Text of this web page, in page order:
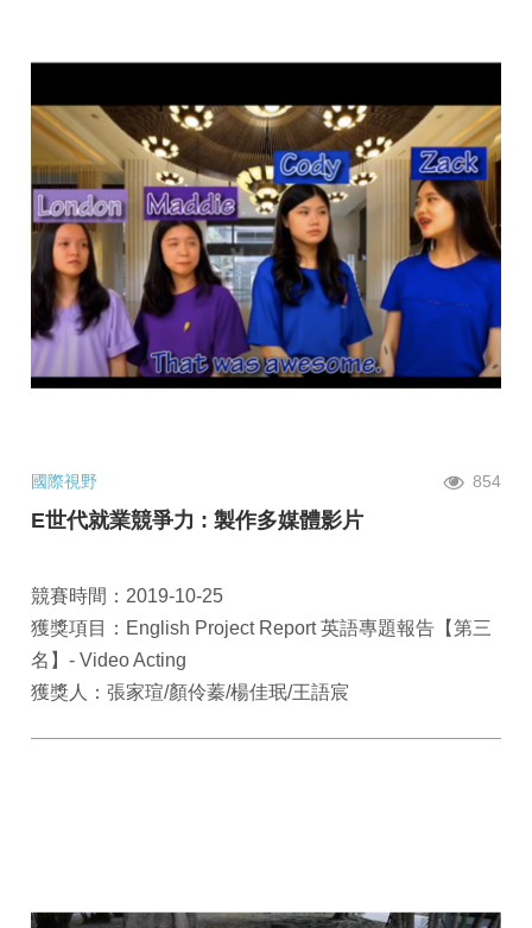
國際視野 854
E世代就業競爭力 : 製作多媒體影片
競賽時間：2019-10-25
獲獎項目：English Project Report 英語專題報告【第三
名】- Video Acting
獲獎人：張家瑄/顏伶蓁/楊佳珉/王語宸